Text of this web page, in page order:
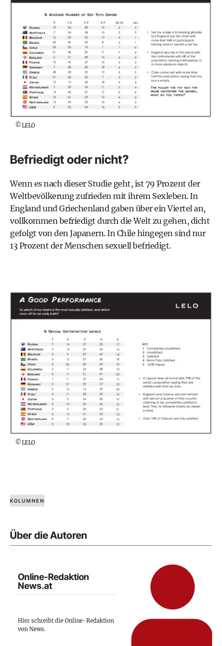
©LELO
Befriedigt oder nicht?
Wenn es nach dieser Studie geht, ist 79 Prozent der
Weltbevölkerung zufrieden mit ihrem Sexleben. In
England und Griechenland gaben über ein Viertel an,
vollkommen befriedigt durch die Welt zu gehen, dicht
gefolgt von den Japanern. In Chile hingegen sind nur
13 Prozent der Menschen sexuell befriedigt.
©LELO
KOLUMNEN
Über die Autoren
Online-Redaktion
News.at
Hier schreibt die Online-Redaktion
von News.